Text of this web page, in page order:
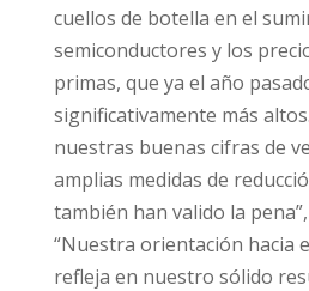
cuellos de botella en el
semiconductores y los
primas, que ya el año
significativamente más
nuestras buenas cifras de
amplias medidas de
también han valido la
“Nuestra orientación hacia
refleja en nuestro sólido